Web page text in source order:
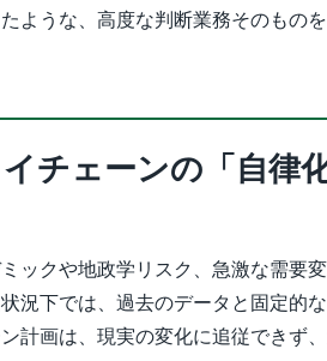
ような、高度な判断業務そのもの
チェーンの「自律
ックや地政学リスク、急激な需要
況下では、過去のデータと固定的
計画は、現実の変化に追従できず